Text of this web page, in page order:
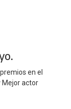
en el
Mejor actor